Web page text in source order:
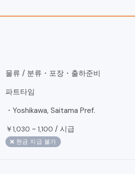
물류 / 분류・포장・출하준비
파트타임
・Yoshikawa, Saitama Pref.
￥1,030 ~ 1,100 / 시급
❌ 현금 지급 불가